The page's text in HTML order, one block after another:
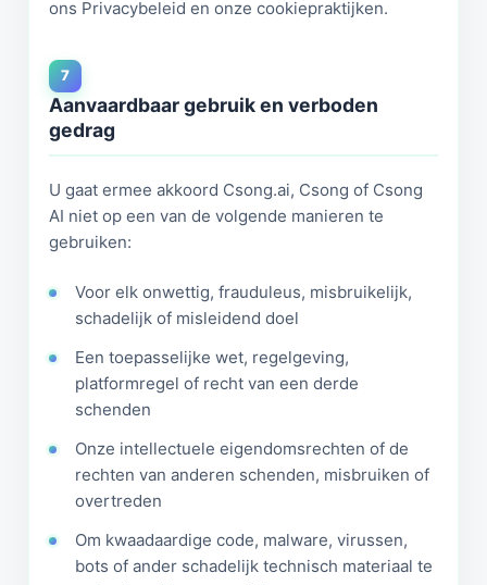
ons Privacybeleid en onze cookiepraktijken.
7
Aanvaardbaar gebruik en verboden
gedrag
U gaat ermee akkoord Csong.ai, Csong of Csong
AI niet op een van de volgende manieren te
gebruiken:
Voor elk onwettig, frauduleus, misbruikelijk,
schadelijk of misleidend doel
Een toepasselijke wet, regelgeving,
platformregel of recht van een derde
schenden
Onze intellectuele eigendomsrechten of de
rechten van anderen schenden, misbruiken of
overtreden
Om kwaadaardige code, malware, virussen,
bots of ander schadelijk technisch materiaal te